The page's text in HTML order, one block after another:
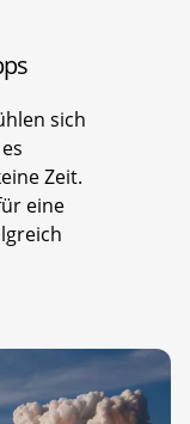
sich
Zeit.
eine